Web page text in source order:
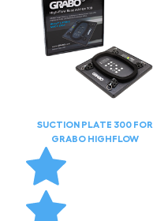
SUCTION PLATE 300 FOR
GRABO HIGHFLOW